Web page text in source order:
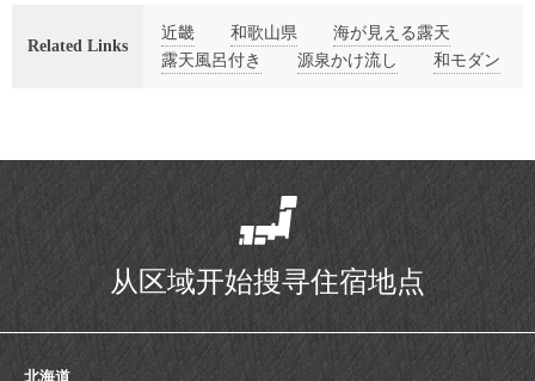
Related Links
近畿 和歌山県
海が見える露天
露天風呂付き
源泉かけ流し 和モダン
从区域开始搜寻住宿地点
北海道